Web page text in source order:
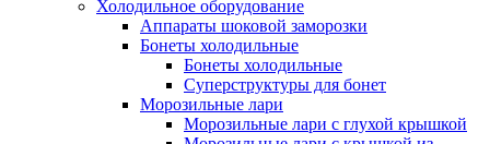
Холодильное оборудование
Аппараты шоковой заморозки
Бонеты холодильные
Бонеты холодильные
Суперструктуры для бонет
Морозильные лари
Морозильные лари с глухой крышкой